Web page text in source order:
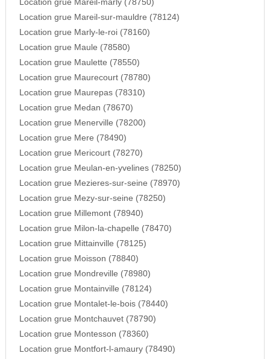
Location grue Mareil-marly (78750)
Location grue Mareil-sur-mauldre (78124)
Location grue Marly-le-roi (78160)
Location grue Maule (78580)
Location grue Maulette (78550)
Location grue Maurecourt (78780)
Location grue Maurepas (78310)
Location grue Medan (78670)
Location grue Menerville (78200)
Location grue Mere (78490)
Location grue Mericourt (78270)
Location grue Meulan-en-yvelines (78250)
Location grue Mezieres-sur-seine (78970)
Location grue Mezy-sur-seine (78250)
Location grue Millemont (78940)
Location grue Milon-la-chapelle (78470)
Location grue Mittainville (78125)
Location grue Moisson (78840)
Location grue Mondreville (78980)
Location grue Montainville (78124)
Location grue Montalet-le-bois (78440)
Location grue Montchauvet (78790)
Location grue Montesson (78360)
Location grue Montfort-l-amaury (78490)